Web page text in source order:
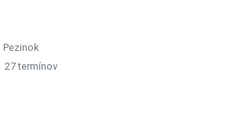
Pezinok
27 termínov